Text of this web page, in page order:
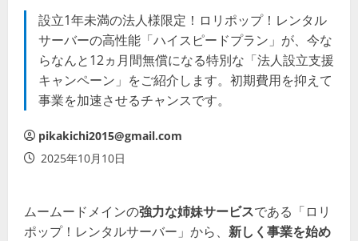
設立1年未満の法人様限定！ロリポップ！レンタル
サーバーの高性能「ハイスピードプラン」が、今な
らなんと12ヵ月間無償になる特別な「法人設立支援
キャンペーン」をご紹介します。初期費用を抑えて
事業を加速させるチャンスです。
pikakichi2015@gmail.com
2025年10月10日
ムームードメインの強力な姉妹サービスである「ロリ
ポップ！レンタルサーバー」から、 新しく事業を始め